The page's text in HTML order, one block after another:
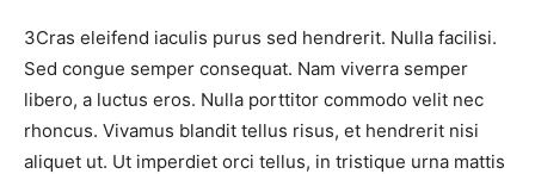
3Cras eleifend iaculis purus sed hendrerit. Nulla facilisi.
Sed congue semper consequat. Nam viverra semper
libero, a luctus eros. Nulla porttitor commodo velit nec
rhoncus. Vivamus blandit tellus risus, et hendrerit nisi
aliquet ut. Ut imperdiet orci tellus, in tristique urna mattis